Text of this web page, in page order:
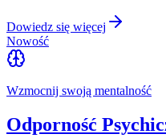
Dowiedz się więcej
Nowość
Wzmocnij swoją mentalność
Odporność